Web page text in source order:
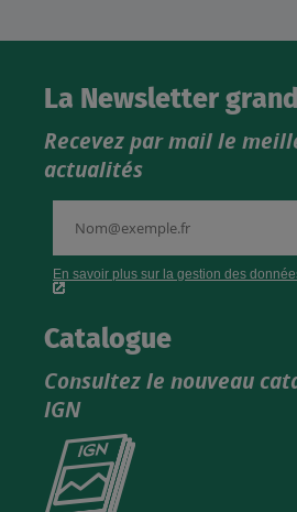
La Newsletter
Recevez par mail le
actualités
Catalogue
Consultez le nouveau
IGN
Consultez